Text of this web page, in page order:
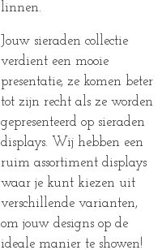
linnen.
Jouw sieraden collectie
verdient een mooie
presentatie, ze komen beter
tot zijn recht als ze worden
gepresenteerd op sieraden
displays. Wij hebben een
ruim assortiment displays
waar je kunt kiezen uit
verschillende varianten,
om jouw designs op de
ideale manier te showen!